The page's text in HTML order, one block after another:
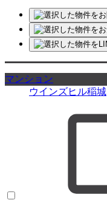
マンション
ウインズヒル稲城